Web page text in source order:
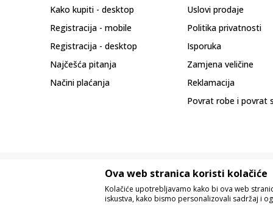
Kako kupiti - desktop
Registracija - mobile
Registracija - desktop
Najčešća pitanja
Načini plaćanja
Uslovi prodaje
Politika privatnosti
Isporuka
Zamjena veličine
Reklamacija
Povrat robe i povrat
Ova web stranica koristi kolačiće
Kolačiće upotrebljavamo kako bi ova web
iskustva, kako bismo personalizovali sadržaj i